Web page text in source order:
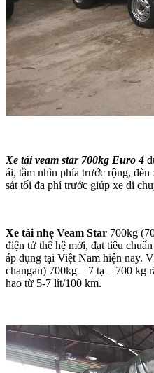
Xe tải veam star 700kg Euro 4
ái, tầm nhìn phía trước rộng,
sát tối đa phí trước giúp xe di
Xe tải nhẹ Veam Star 700kg
điện tử thế hệ mới, đạt tiêu
áp dụng tại Việt Nam hiện nay.
changan) 700kg – 7 tạ – 700 kg
hao từ 5-7 lít/100 km.